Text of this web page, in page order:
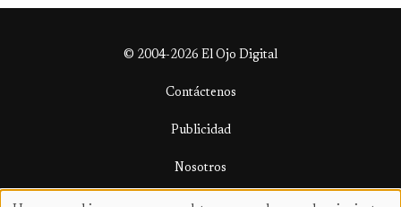
© 2004-2026 El Ojo Digital
Contáctenos
Publicidad
Nosotros